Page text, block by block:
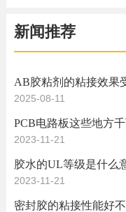
新闻推荐
AB胶粘剂的粘接效果
2025-08-11
PCB电路板这些地方
2023-11-21
胶水的UL等级是什么
2023-11-21
密封胶的粘接性能好